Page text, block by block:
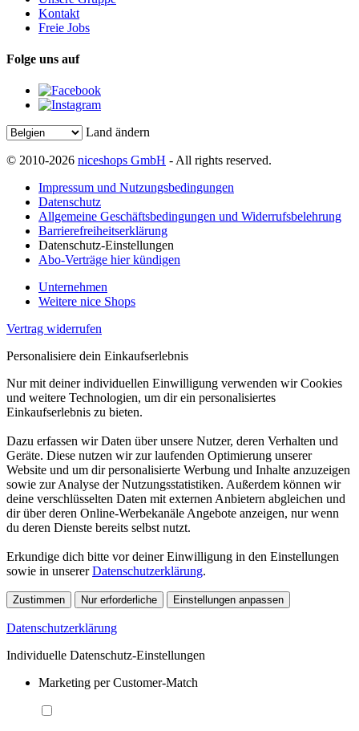
Kontakt
Freie Jobs
Folge uns auf
Land ändern
© 2010-2026 niceshops GmbH - All rights reserved.
Impressum und Nutzungsbedingungen
Datenschutz
Allgemeine Geschäftsbedingungen und Widerrufsbelehrung
Barrierefreiheitserklärung
Datenschutz-Einstellungen
Abo-Verträge hier kündigen
Unternehmen
Weitere nice Shops
Vertrag widerrufen
Personalisiere dein Einkaufserlebnis
Nur mit deiner individuellen Einwilligung verwenden wir Cookies
und weitere Technologien, um dir ein personalisiertes
Einkaufserlebnis zu bieten.
Dazu erfassen wir Daten über unsere Nutzer, deren Verhalten und
Geräte. Diese nutzen wir zur laufenden Optimierung unserer
Website und um dir personalisierte Werbung und Inhalte anzuzeigen
sowie zur Analyse der Nutzungsstatistiken. Außerdem können wir
deine verschlüsselten Daten mit externen Anbietern abgleichen und
dir über deren Online-Werbekanäle Angebote anzeigen, nur wenn
du deren Dienste bereits selbst nutzt.
Erkundige dich bitte vor deiner Einwilligung in den Einstellungen
sowie in unsererDatenschutzerklärung.
Zustimmen Nur erforderliche Einstellungen anpassen
Datenschutzerklärung
Individuelle Datenschutz-Einstellungen
Marketing per Customer-Match